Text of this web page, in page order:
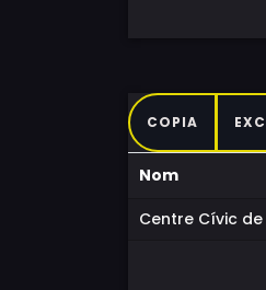
COPIA
Nom
Centre Cívic